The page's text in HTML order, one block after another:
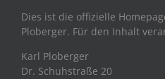
Dies ist die offizielle
Ploberger. Für den Inhalt
Karl Ploberger
Dr. Schuhstraße 20